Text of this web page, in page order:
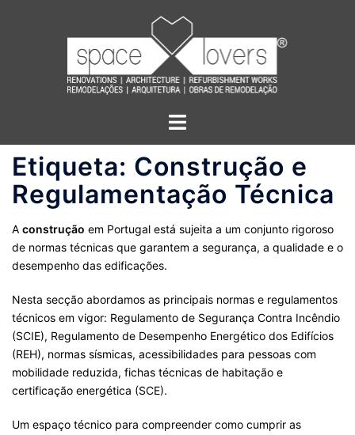
Alternar
Etiqueta: Construção e
Regulamentação Técnica
A construção em Portugal está sujeita a um conjunto rigoroso
de normas técnicas que garantem a segurança, a qualidade e o
desempenho das edificações.
Nesta secção abordamos as principais normas e regulamentos
técnicos em vigor: Regulamento de Segurança Contra Incêndio
(SCIE), Regulamento de Desempenho Energético dos Edifícios
(REH), normas sísmicas, acessibilidades para pessoas com
mobilidade reduzida, fichas técnicas de habitação e
certificação energética (SCE).
Um espaço técnico para compreender como cumprir as